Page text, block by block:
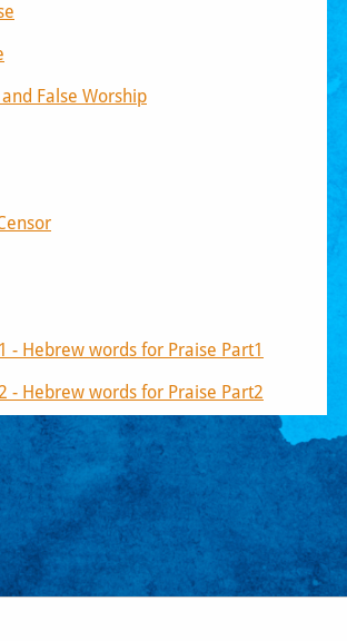
False Worship
- Hebrew words for Praise Part1
- Hebrew words for Praise Part2